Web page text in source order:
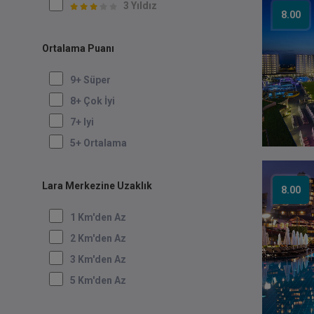
3 Yıldız
Ortalama Puanı
9+ Süper
8+ Çok İyi
7+ Iyi
5+ Ortalama
Lara Merkezine Uzaklık
1 Km'den Az
2 Km'den Az
3 Km'den Az
5 Km'den Az
8.00
8.00